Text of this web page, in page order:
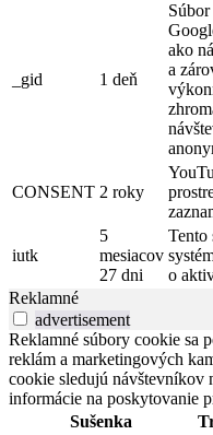
_gid 1 deň
ako
a
CONSENT 2 roky
iutk
5
mesiacov
27 dni
Tento
o
Reklamné
advertisement
Reklamné súbory cookie sa
reklám a marketingových
cookie sledujú návštevníkov
informácie na poskytovanie
Sušenka